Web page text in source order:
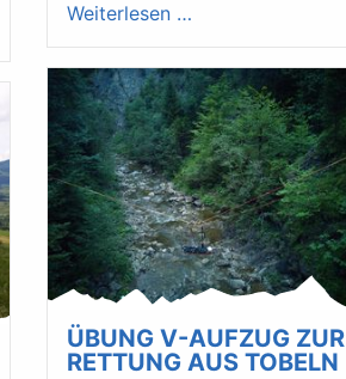
Weiterlesen …
ÜBUNG V-AUFZUG ZUR
RETTUNG AUS TOBELN